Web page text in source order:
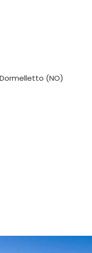
(NO)